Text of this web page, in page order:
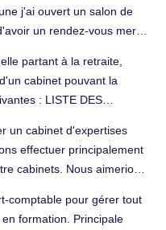
j'ai ouvert un salon de
un rendez-vous merci
soirée. Tenue
69006 (69006).
partant à la retraite,
cabinet pouvant la
: LISTE DES
pièces comptables :
relevés bancaires – Tri par
de banque : notes de frais
– imputation comptable du
des annexes de ces
un cabinet d'expertises
effectuer principalement
cabinets. Nous aimerions
complète de la
(69006).
comptable pour gérer tout
formation. Principale